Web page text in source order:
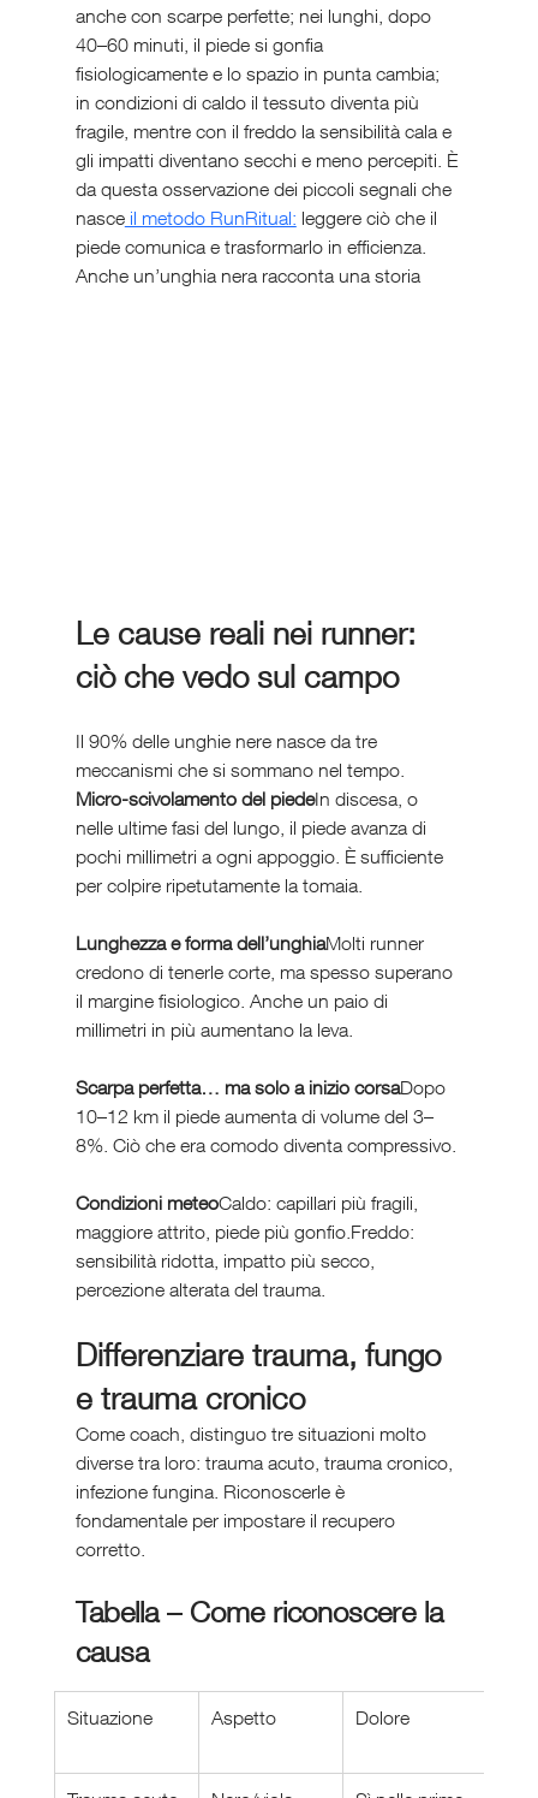
anche con scarpe perfette; nei lunghi, dopo
40–60 minuti, il piede si gonfia
fisiologicamente e lo spazio in punta cambia;
in condizioni di caldo il tessuto diventa più
fragile, mentre con il freddo la sensibilità cala e
gli impatti diventano secchi e meno percepiti. È
da questa osservazione dei piccoli segnali che
nasce il metodo RunRitual: leggere ciò che il
piede comunica e trasformarlo in efficienza.
Anche un’unghia nera racconta una storia
Le cause reali nei runner:
ciò che vedo sul campo
Il 90% delle unghie nere nasce da tre
meccanismi che si sommano nel tempo.
Micro-scivolamento del piedeIn discesa, o
nelle ultime fasi del lungo, il piede avanza di
pochi millimetri a ogni appoggio. È sufficiente
per colpire ripetutamente la tomaia.
Lunghezza e forma dell’unghiaMolti runner
credono di tenerle corte, ma spesso superano
il margine fisiologico. Anche un paio di
millimetri in più aumentano la leva.
Scarpa perfetta… ma solo a inizio corsaDopo
10–12 km il piede aumenta di volume del 3–
8%. Ciò che era comodo diventa compressivo.
Condizioni meteoCaldo: capillari più fragili,
maggiore attrito, piede più gonfio.Freddo:
sensibilità ridotta, impatto più secco,
percezione alterata del trauma.
Differenziare trauma, fungo
e trauma cronico
Come coach, distinguo tre situazioni molto
diverse tra loro: trauma acuto, trauma cronico,
infezione fungina. Riconoscerle è
fondamentale per impostare il recupero
corretto.
Tabella – Come riconoscere la
causa
Situazione Aspetto Dolore